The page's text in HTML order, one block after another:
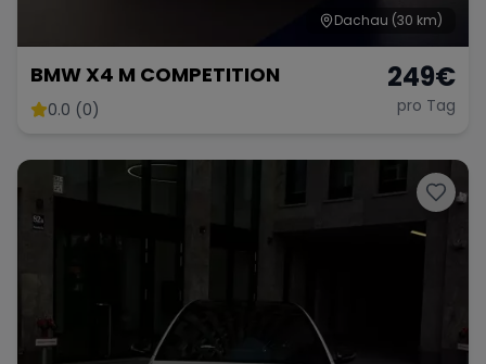
Dachau (30 km)
BMW X4 M COMPETITION
0.0 (0)
249€
pro Tag